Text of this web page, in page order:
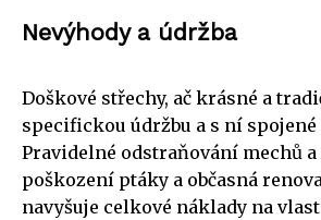
Nevýhody a údržba
Doškové střechy, ač krásné a
specifickou údržbu a s ní spojené
Pravidelné odstraňování mechů
poškození ptáky a občasná
navyšuje celkové náklady na